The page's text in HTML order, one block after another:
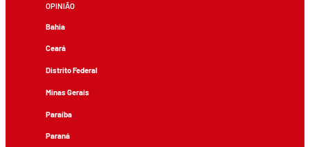
OPINIÃO
Bahia
Ceará
Distrito Federal
Minas Gerais
Paraíba
Paraná